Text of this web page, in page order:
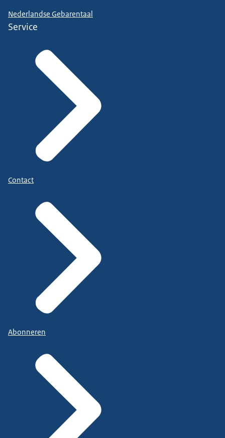
Nederlandse Gebarentaal
Service
Contact
Abonneren